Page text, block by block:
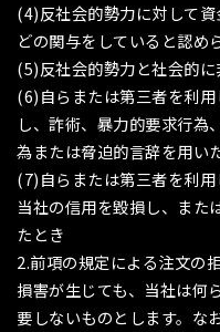
(4)反社会的勢力に対して
どの関与をしていると認め
(5)反社会的勢力と社会的
(6)自らまたは第三者を利
し、詐術、暴力的要求行為
為または脅迫的言辞を用い
(7)自らまたは第三者を利
当社の信用を毀損し、また
たとき
2.前項の規定による注文の
損害が生じても、当社は何
要しないものとします。な